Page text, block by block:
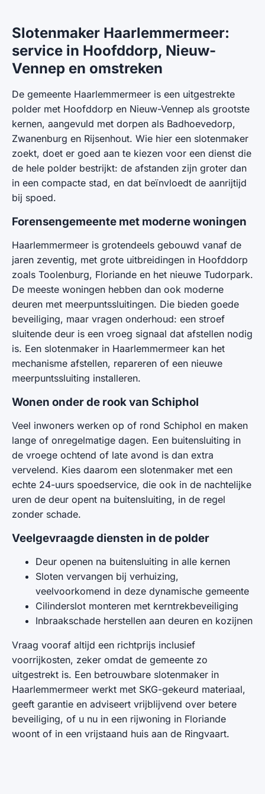
Slotenmaker Haarlemmermeer:
service in Hoofddorp, Nieuw-
Vennep en omstreken
De gemeente Haarlemmermeer is een uitgestrekte
polder met Hoofddorp en Nieuw-Vennep als grootste
kernen, aangevuld met dorpen als Badhoevedorp,
Zwanenburg en Rijsenhout. Wie hier een slotenmaker
zoekt, doet er goed aan te kiezen voor een dienst die
de hele polder bestrijkt: de afstanden zijn groter dan
in een compacte stad, en dat beïnvloedt de aanrijtijd
bij spoed.
Forensengemeente met moderne woningen
Haarlemmermeer is grotendeels gebouwd vanaf de
jaren zeventig, met grote uitbreidingen in Hoofddorp
zoals Toolenburg, Floriande en het nieuwe Tudorpark.
De meeste woningen hebben dan ook moderne
deuren met meerpuntssluitingen. Die bieden goede
beveiliging, maar vragen onderhoud: een stroef
sluitende deur is een vroeg signaal dat afstellen nodig
is. Een slotenmaker in Haarlemmermeer kan het
mechanisme afstellen, repareren of een nieuwe
meerpuntssluiting installeren.
Wonen onder de rook van Schiphol
Veel inwoners werken op of rond Schiphol en maken
lange of onregelmatige dagen. Een buitensluiting in
de vroege ochtend of late avond is dan extra
vervelend. Kies daarom een slotenmaker met een
echte 24-uurs spoedservice, die ook in de nachtelijke
uren de deur opent na buitensluiting, in de regel
zonder schade.
Veelgevraagde diensten in de polder
Deur openen na buitensluiting in alle kernen
Sloten vervangen bij verhuizing,
veelvoorkomend in deze dynamische gemeente
Cilinderslot monteren met kerntrekbeveiliging
Inbraakschade herstellen aan deuren en kozijnen
Vraag vooraf altijd een richtprijs inclusief
voorrijkosten, zeker omdat de gemeente zo
uitgestrekt is. Een betrouwbare slotenmaker in
Haarlemmermeer werkt met SKG-gekeurd materiaal,
geeft garantie en adviseert vrijblijvend over betere
beveiliging, of u nu in een rijwoning in Floriande
woont of in een vrijstaand huis aan de Ringvaart.